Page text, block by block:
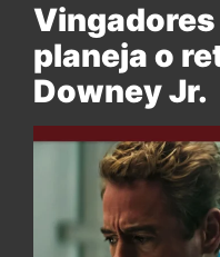
planeja o
Downey Jr.